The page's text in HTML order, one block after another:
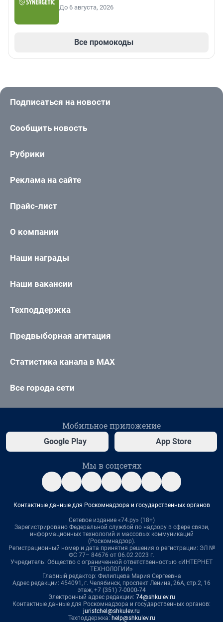
До 6 августа, 2026
Все промокоды
Подписаться на новости
Сообщить новость
Рубрики
Реклама на сайте
Прайс-лист
О компании
Наши награды
Наши вакансии
Техподдержка
Предвыборная агитация
Статистика канала в MAX
Все города сети
Мобильное приложение
Google Play App Store
Мы в соцсетях
Контактные данные для Роскомнадзора и государственных органов
Сетевое издание «74.ру» (18+)
Зарегистрировано Федеральной службой по надзору в сфере связи,
информационных технологий и массовых коммуникаций
(Роскомнадзор).
Регистрационный номер и дата принятия решения о регистрации: ЭЛ №
ФС 77– 84676 от 06.02.2023 г.
Учредитель: Общество с ограниченной ответственностью «ИНТЕРНЕТ
ТЕХНОЛОГИИ»
Главный редактор: Филипцева Мария Сергеевна
Адрес редакции: 454091, г. Челябинск, проспект Ленина, 26А, стр.2, 16
этаж, +7 (351) 7-0000-74
Электронный адрес редакции: 74@shkulev.ru
Контактные данные для Роскомнадзора и государственных органов:
juristchel@shkulev.ru
Техподдержка: help@shkulev.ru